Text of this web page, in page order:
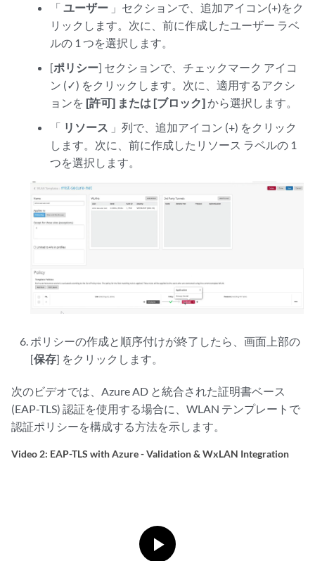
「 ユーザー」セクションで、追加アイコン(+)をク
リックします。次に、前に作成したユーザー ラベ
ルの 1 つを選択します。
[ポリシー] セクションで、チェックマーク アイコ
ン (✓) をクリックします。次に、適用するアクシ
ョンを [許可] または [ブロック]から選択します。
「 リソース 」列で、追加アイコン (+) をクリック
します。次に、前に作成したリソース ラベルの 1
つを選択します。
ポリシーの作成と順序付けが終了したら、画面上部の
[保存] をクリックします。
次のビデオでは、Azure AD と統合された証明書ベース
(EAP-TLS) 認証を使用する場合に、WLAN テンプレートで
認証ポリシーを構成する方法を示します。
Video 2: EAP-TLS with Azure - Validation & WxLAN Integration